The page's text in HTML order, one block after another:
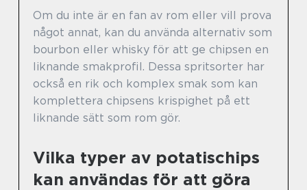
Om du inte är en fan av rom eller vill prova
något annat, kan du använda alternativ som
bourbon eller whisky för att ge chipsen en
liknande smakprofil. Dessa spritsorter har
också en rik och komplex smak som kan
komplettera chipsens krispighet på ett
liknande sätt som rom gör.
Vilka typer av potatischips
kan användas för att göra